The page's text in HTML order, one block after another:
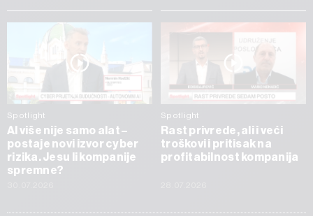
Spotlight
AI više nije samo alat –
postaje novi izvor cyber
rizika. Jesu li kompanije
spremne?
Spotlight
Rast privrede, ali i veći
troškovi i pritisak na
profitabilnost kompanija